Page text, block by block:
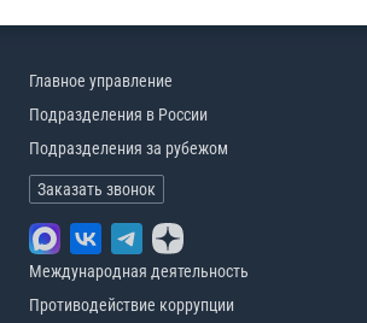
Главное управление
Подразделения в России
Подразделения за рубежом
Заказать звонок
Международная деятельность
Противодействие коррупции